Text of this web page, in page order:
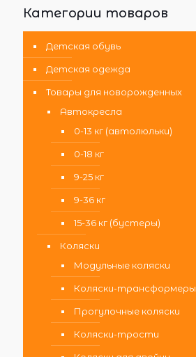
Категории товаров
Детская обувь
Детская одежда
Товары для новорожденных
Автокресла
0-13 кг (автолюльки)
0-18 кг
9-25 кг
9-36 кг
15-36 кг (бустеры)
Коляски
Модульные коляски
Коляски-трансформеры
Прогулочные коляски
Коляски-трости